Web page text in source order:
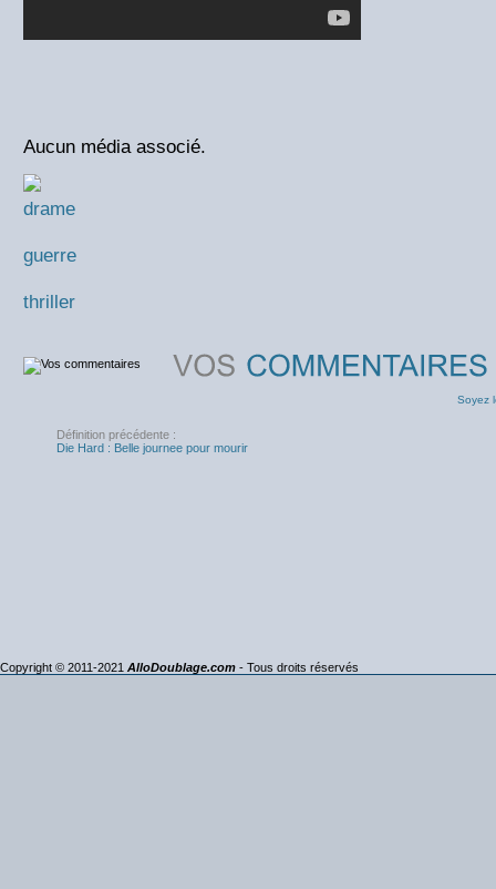
Aucun média associé.
drame
guerre
thriller
Soyez
Définition précédente :
Die Hard : Belle journee pour mourir
Copyright © 2011-2021 AlloDoublage.com - Tous droits réservés